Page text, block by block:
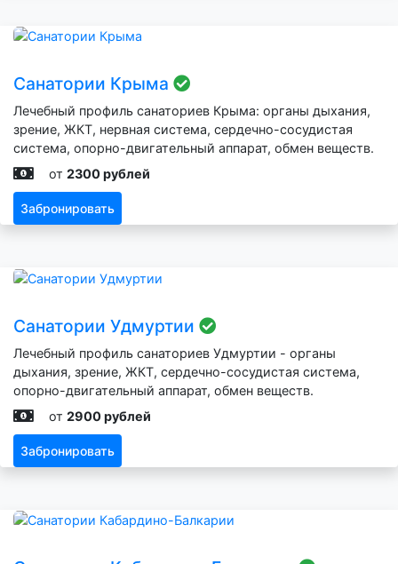
Санатории Крыма
Лечебный профиль санаториев Крыма: органы дыхания,
зрение, ЖКТ, нервная система, сердечно-сосудистая
система, опорно-двигательный аппарат, обмен веществ.
от 2300 рублей
Забронировать
Санатории Удмуртии
Лечебный профиль санаториев Удмуртии - органы
дыхания, зрение, ЖКТ, сердечно-сосудистая система,
опорно-двигательный аппарат, обмен веществ.
от 2900 рублей
Забронировать